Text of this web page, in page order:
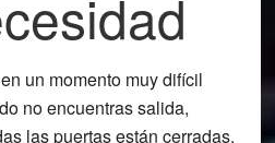
un momento muy difícil
no encuentras salida,
las puertas están cerradas,